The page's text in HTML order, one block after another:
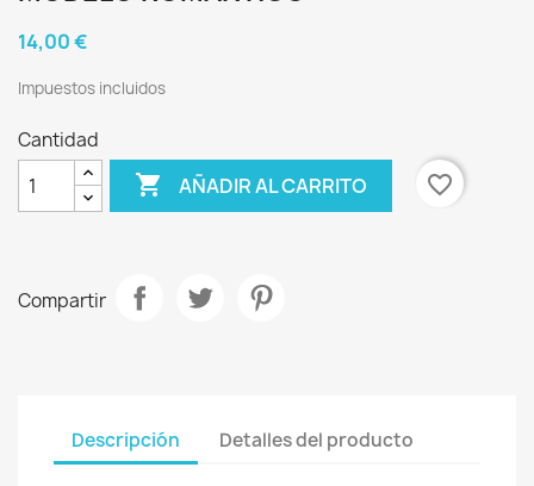
14,00 €
Impuestos incluidos
Cantidad
 AÑADIR AL CARRITO favorite_border
Compartir
Descripción Detalles del producto